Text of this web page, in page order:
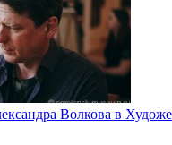
Волкова в